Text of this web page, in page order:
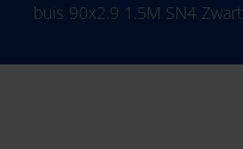
buis 90x2.9 1.5M SN4 Zwart